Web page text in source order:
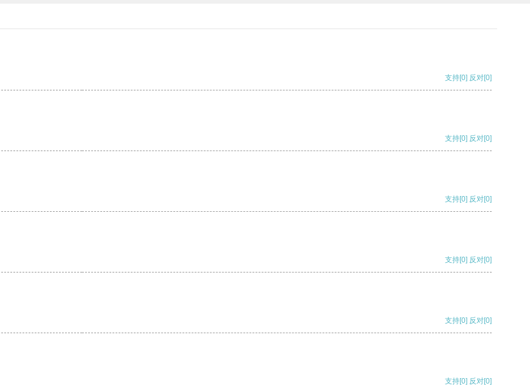
支持[0] 反对[0]
支持[0] 反对[0]
支持[0] 反对[0]
支持[0] 反对[0]
支持[0] 反对[0]
支持[0] 反对[0]